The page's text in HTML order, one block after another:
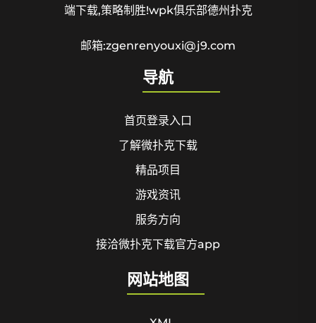
端下载,策略制胜!wpk俱乐部德州扑克
邮箱:zgenrenyouxi@j9.com
导航
首页登录入口
了解微扑克下载
精品项目
游戏资讯
服务方向
接洽微扑克下载官方app
网站地图